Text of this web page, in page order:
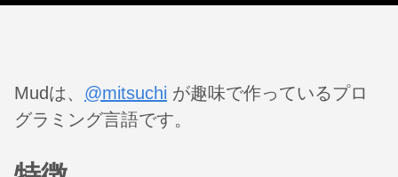
Mudは、 @mitsuchi が趣味で作っているプロ
グラミング言語です。